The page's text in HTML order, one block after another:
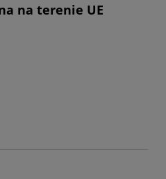
na terenie UE